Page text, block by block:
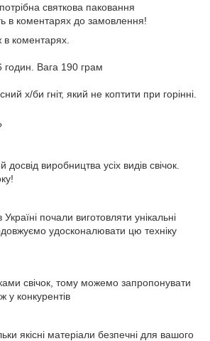
святкова паковання
в коментарях до замовлення!
в коментарях.
годин. Вага 190 грам
х/би гніт, який не коптити при горінні.
виробництва усіх видів свічок.
почали виготовляти унікальні
удосконалювати цю техніку
свічок, тому можемо запропонувати
у конкурентів
якісні матеріали безпечні для вашого